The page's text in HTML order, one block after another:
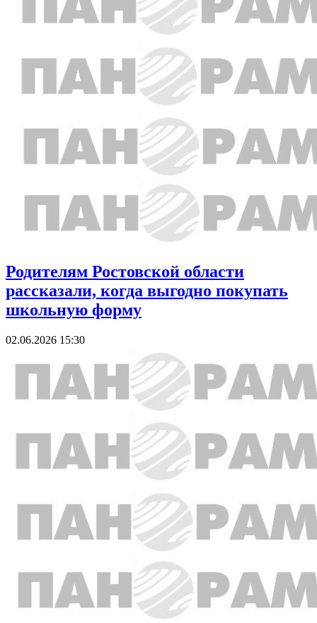
Родителям Ростовской области
рассказали, когда выгодно покупать
школьную форму
02.06.2026 15:30